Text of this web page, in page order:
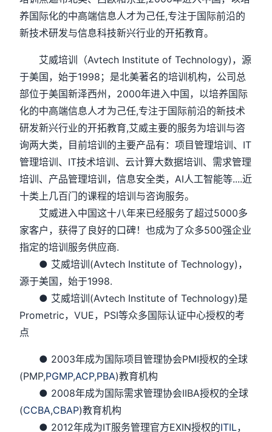
养国际化的中高端信息人才为己任,专注于国际前沿的
新技术研发与信息科技新兴行业的开拓教育。
艾威培训（Avtech Institute of Technology)，源
于美国，始于1998；是北美著名的培训机构，公司总
部位于美国新泽西州，2000年进入中国，以培养国际
化的中高端信息人才为己任,专注于国际前沿的新技术
研发新兴行业的开拓教育,艾威主要的服务为培训与咨
询两大类，目前培训的主要产品有：项目管理培训、IT
管理培训、IT技术培训、云计算大数据培训、需求管理
培训、产品管理培训，信息安全类，AI人工智能等....近
十类上几百门的课程的培训与咨询服务。
艾威进入中国这十八年来已经服务了超过5000多
家客户，获得了良好的口碑！也成为了众多500强企业
指定的培训服务供应商.
● 艾威培训(Avtech Institute of Technology)，
源于美国，始于1998.
● 艾威培训(Avtech Institute of Technology)是
Prometric，VUE，PSI等众多国际认证中心授权的考
点
● 2003年成为国际项目管理协会PMI授权的全球
(PMP,PGMP,ACP,PBA)教育机构
● 2008年成为国际需求管理协会IIBA授权的全球
(CCBA,CBAP)教育机构
● 2012年成为IT服务管理官方EXIN授权的ITIL，